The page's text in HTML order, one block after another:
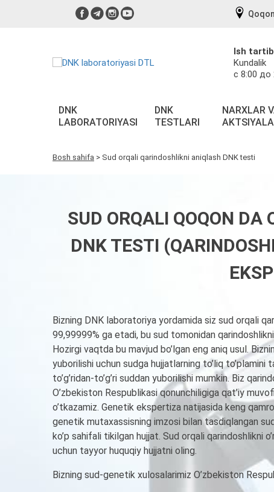
Qoqon
Ish
Kundalik
с 8:00 до
DNK
LABORATORIYASI
DNK
TESTLARI
NARXLAR
Bosh sahifa > Sud orqali qarindoshlikni aniqlash DNK testi
SUD ORQALI QOQON
DNK TESTI
Bizning DNK laboratoriya yordamida siz sud orqali
99,99999% ga etadi, bu sud tomonidan
Hozirgi vaqtda bu mavjud bo’lgan eng aniq usul.
yuborilishi uchun sudga hujjatlarning to’liq
to’g’ridan-to’g’ri suddan yuborilishi mumkin. Biz
O’zbekiston Respublikasi qonunchiligiga qat’iy
o’tkazamiz. Genetik ekspertiza natijasida keng
genetik mutaxassisning imzosi bilan tasdiqlangan
ko’p sahifali tikilgan hujjat. Sud orqali qarindoshlikni
uchun tayyor huquqiy hujjatni oling.
Bizning sud-genetik xulosalarimiz O’zbekiston